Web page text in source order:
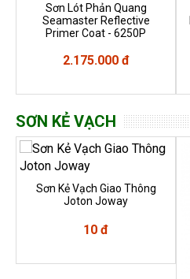
Sơn Lót Phản Quang
Seamaster Reflective
Primer Coat - 6250P
2.175.000 đ
SƠN KẺ VẠCH
Sơn Kẻ Vạch Giao Thông
Joton Joway
10 đ